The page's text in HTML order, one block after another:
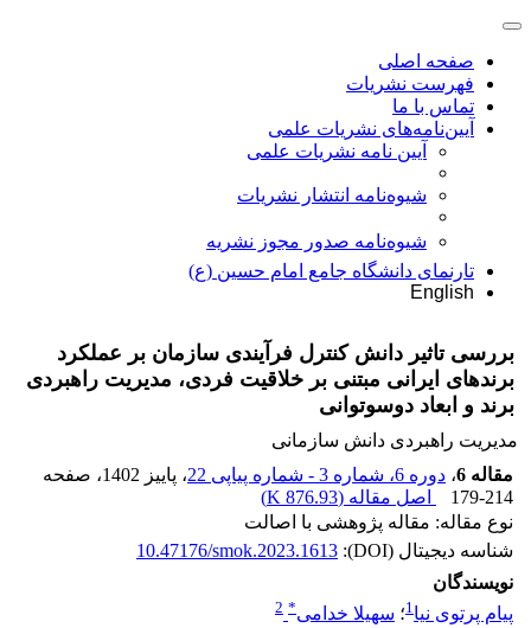
صفحه اصلی
فهرست نشریات
تماس با ما
آیین‌نامه‌های نشریات علمی
آیین نامه نشریات علمی
شیوه‌نامه انتشار نشریات
شیوهنامه صدور مجوز نشریه
تارنمای دانشگاه جامع امام حسین (ع)
English
بررسی تاثیر دانش کنترل فرآیندی سازمان بر عملکرد
برندهای ایرانی مبتنی بر خلاقیت فردی، مدیریت راهبردی
برند و ابعاد دوسوتوانی
مدیریت راهبردی دانش سازمانی
مقاله 6
، دوره 6، شماره 3 - شماره پیاپی 22 ، پاییز 1402
، صفحه
179-214
اصل مقاله (876.93 K
)
نوع مقاله: مقاله پژوهشی با اصالت
شناسه دیجیتال (DOI):
10.47176/smok.2023.1613
نویسندگان
پیام پرتوی نیا1؛ سهیلا خدامی*
2